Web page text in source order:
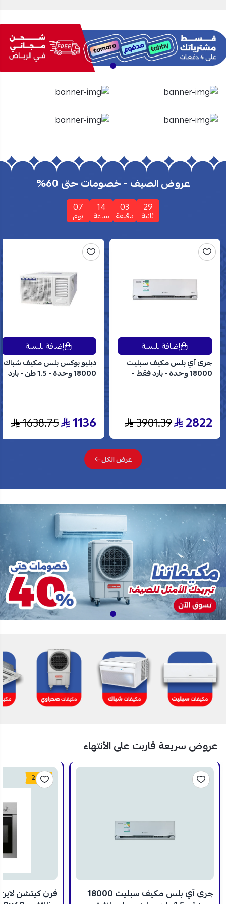
الأفران الشاشات
عروض الصيف - خصومات حتى 60%
29
ثانية
03
دقيقة
14
ساعة
07
يوم
جرى آي بلس مكيف سبليت
18000 وحدة - بارد فقط -
2822
3901.39
إضافة للسلة
دبليو بوكس بلس مكيف شباك
18000 وحدة - 1.5 طن - بارد
1136
1638.75
إضافة للسلة
عرض الكل
عروض سريعة قاربت على الأنتهاء
جرى آي بلس مكيف سبليت 18000
24%